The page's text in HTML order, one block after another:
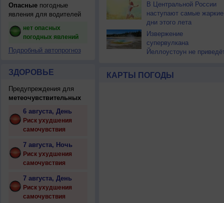
Опасныепогодные
явления для водителей
нет опасных
погодных явлений
Подробный автопрогноз
ЗДОРОВЬЕ
Предупреждения для
метеочувствительных
6 августа, День
Риск ухудшения
самочувствия
7 августа, Ночь
Риск ухудшения
самочувствия
7 августа, День
Риск ухудшения
самочувствия
В Центральной России
наступают самые жаркие
дни этого лета
Извержение
супервулкана
Йеллоустоун не
КАРТЫ ПОГОДЫ